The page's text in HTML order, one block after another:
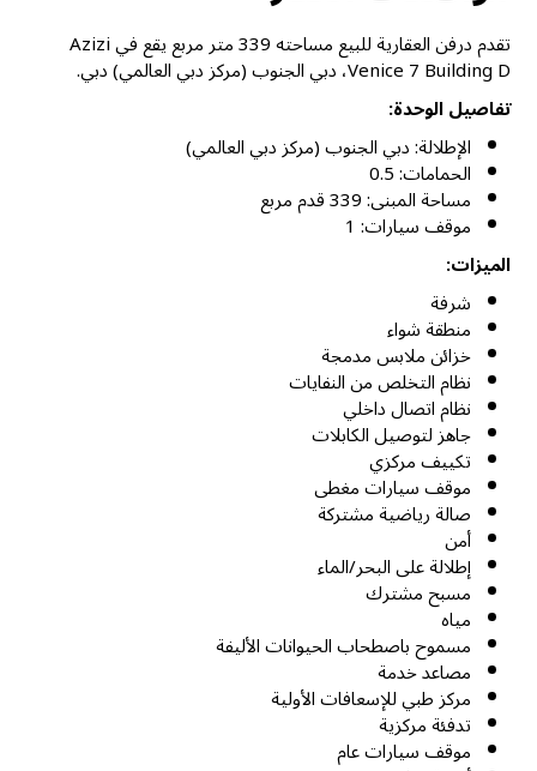
تقدم درفن العقارية للبيع مساحته 339 متر مربع يقع في Azizi
Venice 7 Building D، دبي الجنوب (مركز دبي العالمي) دبي.
تفاصيل الوحدة:
الإطلالة: دبي الجنوب (مركز دبي العالمي)
الحمامات: 0.5
مساحة المبنى: 339 قدم مربع
موقف سيارات: 1
الميزات:
شرفة
منطقة شواء
خزائن ملابس مدمجة
نظام التخلص من النفايات
نظام اتصال داخلي
جاهز لتوصيل الكابلات
تكييف مركزي
موقف سيارات مغطى
صالة رياضية مشتركة
أمن
إطلالة على البحر/الماء
مسبح مشترك
مياه
مسموح باصطحاب الحيوانات الأليفة
مصاعد خدمة
مركز طبي للإسعافات الأولية
تدفئة مركزية
موقف سيارات عام